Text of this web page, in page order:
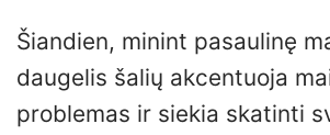
Šiandien, minint pasaulinę
daugelis šalių akcentuoja
problemas ir siekia skatinti